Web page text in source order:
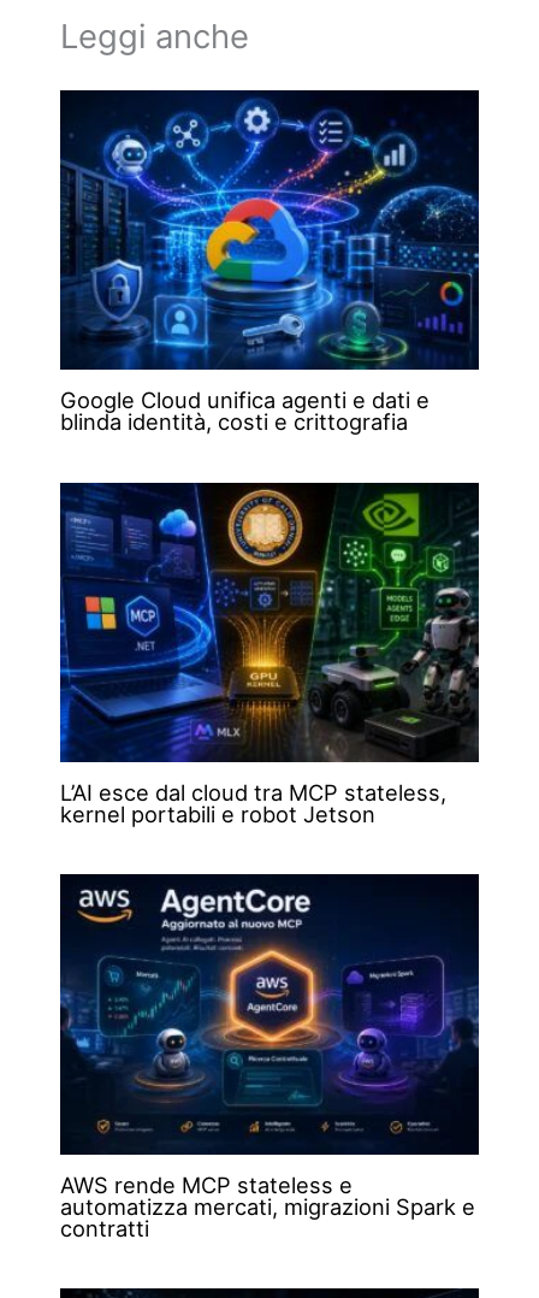
Leggi anche
Google Cloud unifica agenti e dati e
blinda identità, costi e crittografia
L’AI esce dal cloud tra MCP stateless,
kernel portabili e robot Jetson
AWS rende MCP stateless e
automatizza mercati, migrazioni Spark e
contratti